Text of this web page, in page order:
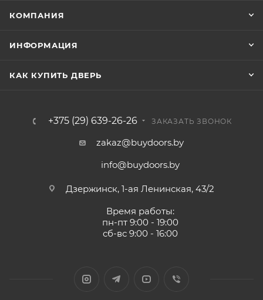
КОМПАНИЯ
ИНФОРМАЦИЯ
КАК КУПИТЬ ДВЕРЬ
+375 (29) 639-26-26 ЗАКАЗАТЬ ЗВОНОК
zakaz@buydoors.by
info@buydoors.by
Дзержинск, 1-ая Ленинская, 43/2
Время работы:
пн-пт 9:00 - 19:00
сб-вс 9:00 - 16:00